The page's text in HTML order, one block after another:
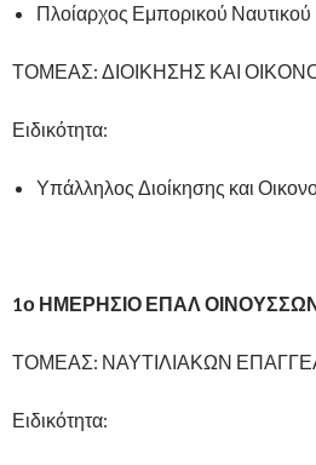
Πλοίαρχος Εμπορικού Ναυτικού
ΤΟΜΕΑΣ: ΔΙΟΙΚΗΣΗΣ ΚΑΙ
Ειδικότητα:
Υπάλληλος Διοίκησης και
1ο ΗΜΕΡΗΣΙΟ ΕΠΑΛ
ΤΟΜΕΑΣ: ΝΑΥΤΙΛΙΑΚΩΝ
Ειδικότητα: